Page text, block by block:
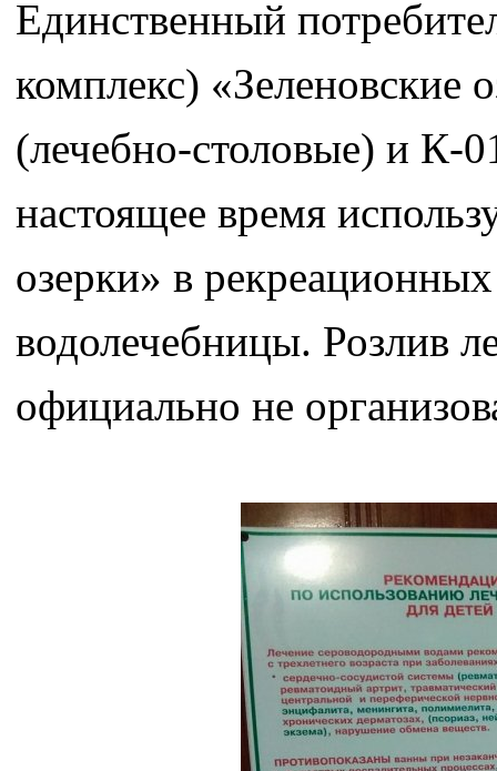
Единственный
комплекс) «Зеленовские
(лечебно-столовые) и К-
настоящее время
озерки» в
водолечебницы. Розлив
официально не